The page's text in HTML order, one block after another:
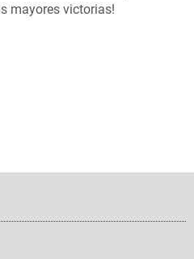
mayores victorias!